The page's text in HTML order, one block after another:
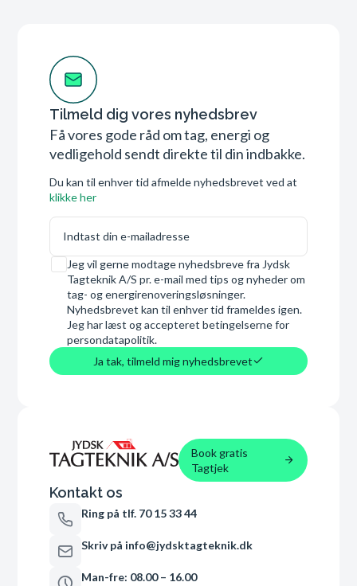
Tilmeld dig vores nyhedsbrev
Få vores gode råd om tag, energi og
vedligehold sendt direkte til din indbakke.
Du kan til enhver tid afmelde nyhedsbrevet ved at
klikke her
E-mail
Samtykke
Jeg vil gerne modtage nyhedsbreve fra Jydsk
Tagteknik A/S pr. e-mail med tips og nyheder om
tag- og energirenoveringsløsninger.
Nyhedsbrevet kan til enhver tid frameldes igen.
Jeg har læst og accepteret betingelserne for
persondatapolitik.
Ja tak, tilmeld mig nyhedsbrevet
Book gratis
Tagtjek
Kontakt os
Ring på tlf. 70 15 33 44
Skriv på info@jydsktagteknik.dk
Man-fre: 08.00 – 16.00